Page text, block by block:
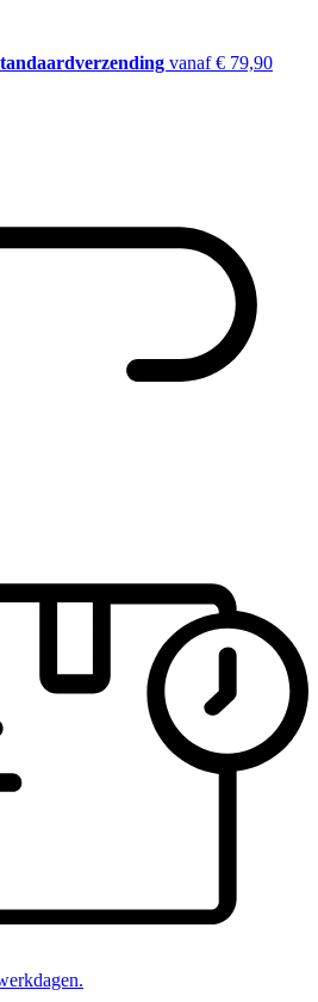
vanaf € 79,90